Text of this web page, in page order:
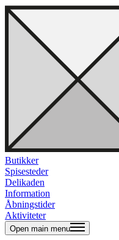
Butikker
Spisesteder
Delikaden
Information
Åbningstider
Aktiviteter
Open main menu